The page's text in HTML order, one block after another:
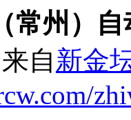
常州）
来自新金